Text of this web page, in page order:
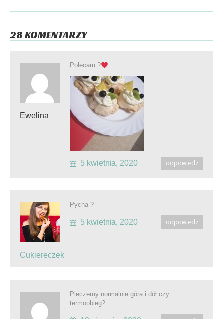
28 KOMENTARZY
Ewelina
Polecam ?
odpowiedz
5 kwietnia, 2020
Cukiereczek
Pycha ?
odpowiedz
5 kwietnia, 2020
Pieczemy normalnie góra i dół czy
termoobieg?